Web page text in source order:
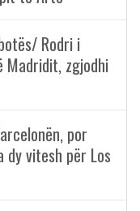
Rodri i
Madridit, zgjodhi
por
vitesh për Los